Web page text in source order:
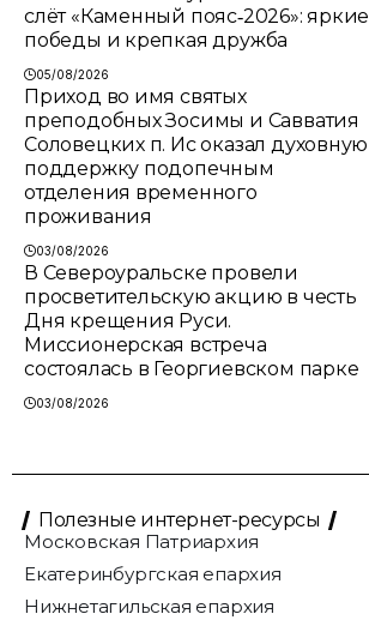
слёт «Каменный пояс‑2026»: яркие
победы и крепкая дружба
05/08/2026
Приход во имя святых
преподобных Зосимы и Савватия
Соловецких п. Ис оказал духовную
поддержку подопечным
отделения временного
проживания
03/08/2026
В Североуральске провели
просветительскую акцию в честь
Дня крещения Руси.
Миссионерская встреча
состоялась в Георгиевском парке
03/08/2026
Полезные интернет-ресурсы
Московская Патриархия
Екатеринбургская епархия
Нижнетагильская епархия